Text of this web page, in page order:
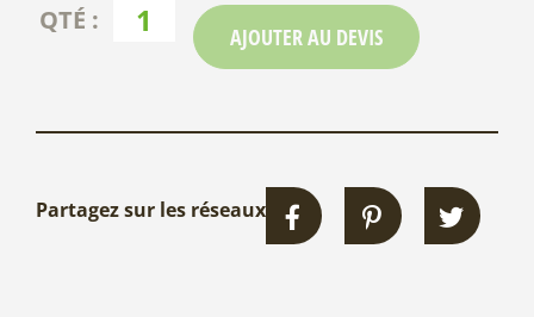
AJOUTER AU DEVIS
Partagez sur les réseaux